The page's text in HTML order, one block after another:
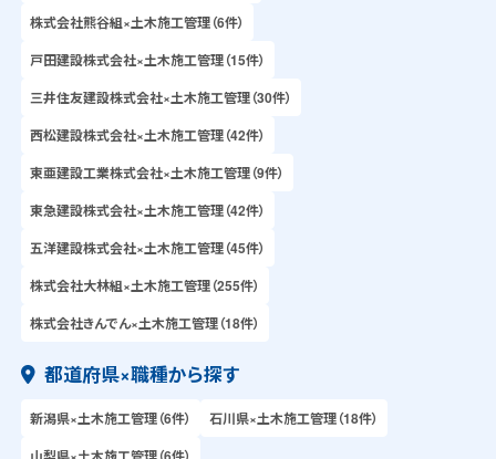
株式会社熊谷組×土木施工管理（6件）
戸田建設株式会社×土木施工管理（15件）
三井住友建設株式会社×土木施工管理（30件）
西松建設株式会社×土木施工管理（42件）
東亜建設工業株式会社×土木施工管理（9件）
東急建設株式会社×土木施工管理（42件）
五洋建設株式会社×土木施工管理（45件）
株式会社大林組×土木施工管理（255件）
株式会社きんでん×土木施工管理（18件）
都道府県×職種から探す
新潟県×土木施工管理（6件）
石川県×土木施工管理（18件）